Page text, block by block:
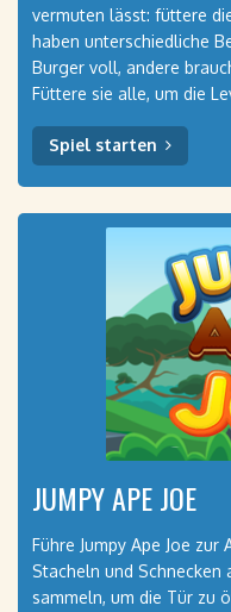
vermuten lässt: füttere
haben unterschiedliche
Burger voll, andere
Füttere sie alle, um die
Spiel starten
JUMPY APE JOE
Führe Jumpy Ape Joe zur
Stacheln und Schnecken
sammeln, um die Tür zu